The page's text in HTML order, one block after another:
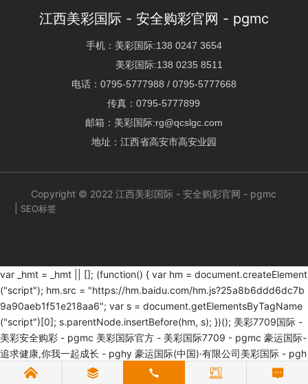
江西美彩国际 - 安全购彩官网 - pgmc
手机：​ 美彩国际:138 0247 3654
美彩国际:138 0235 8511
电话： 0795-5777988 / 0795-5777668
传真：0795-5777899
邮箱： 美彩国际:rg@qcslgc.com
地址：江西省高安市高安业园
Copyright © 2022 江西美彩国际 - 安全购彩官网 - pgmc
SEO标签
var _hmt = _hmt || []; (function() { var hm = document.createElement
("script"); hm.src = "https://hm.baidu.com/hm.js?25a8b6ddd6dc7b
9a90aeb1f51e218aa6"; var s = document.getElementsByTagName
("script")[0]; s.parentNode.insertBefore(hm, s); })(); 美彩7709国际 -
美彩安全购彩 - pgmc 美彩国际官方 - 美彩国际7709 - pgmc 豪运国际-
追求健康,你我一起成长 - pghy 豪运国际(中国)·有限公司美彩国际 - pgh
豪运国际-追求健康,你我一起成长 - pghy